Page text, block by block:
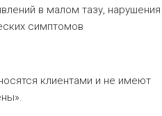
в малом тазу, нарушения
симптомов
клиентами и не имеют